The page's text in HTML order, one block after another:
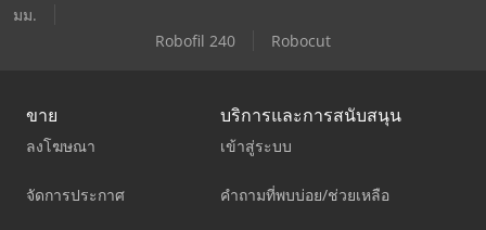
มม.
Robofil 240
Robocut
ขาย
ลงโฆษณา
จัดการประกาศ
บริการและการสนับสนุน
เข้าสู่ระบบ
คำถามที่พบบ่อย/ช่วยเหลือ